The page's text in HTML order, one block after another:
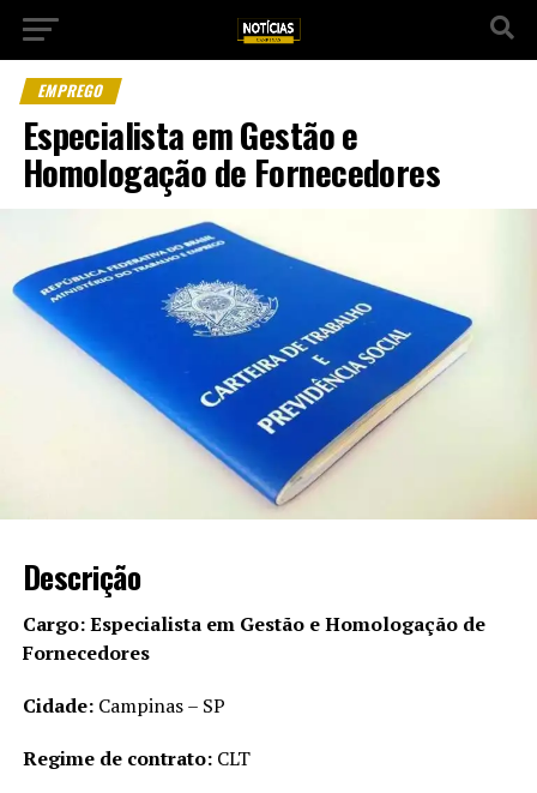
EMPREGO
Especialista em Gestão e
Homologação de Fornecedores
Descrição
Cargo: Especialista em Gestão e Homologação de
Fornecedores
Cidade:Campinas – SP
Regime de contrato:CLT